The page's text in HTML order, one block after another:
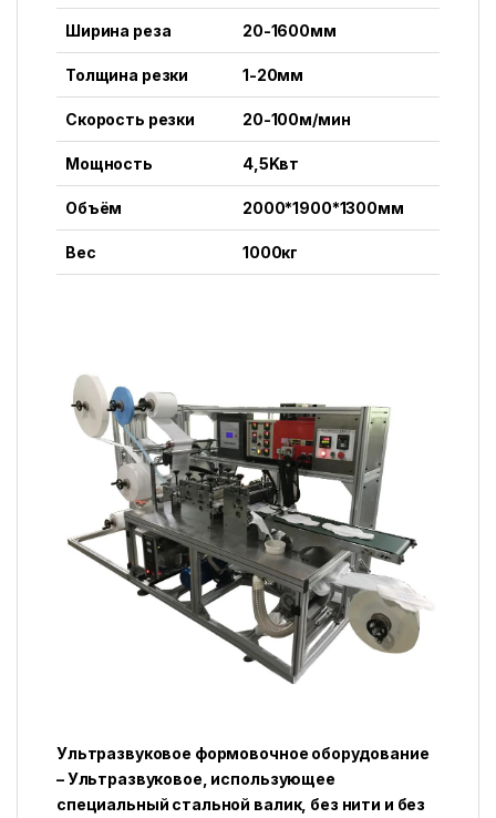
Ширина реза 20-1600мм
Толщина резки 1-20мм
Скорость резки 20-100м/мин
Мощность 4,5Kвт
Объём 2000*1900*1300мм
Вес 1000кг
Ультразвуковое формовочное оборудование
– Ультразвуковое, использующее
специальный стальной валик, без нити и без